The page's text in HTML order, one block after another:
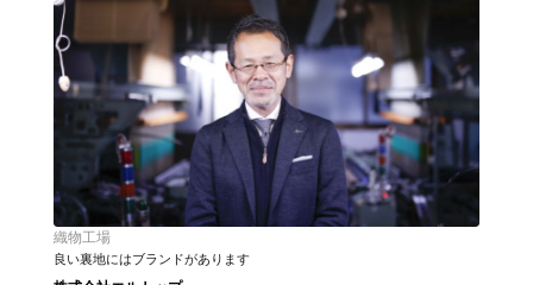
織物工場
良い裏地にはブランドがあります